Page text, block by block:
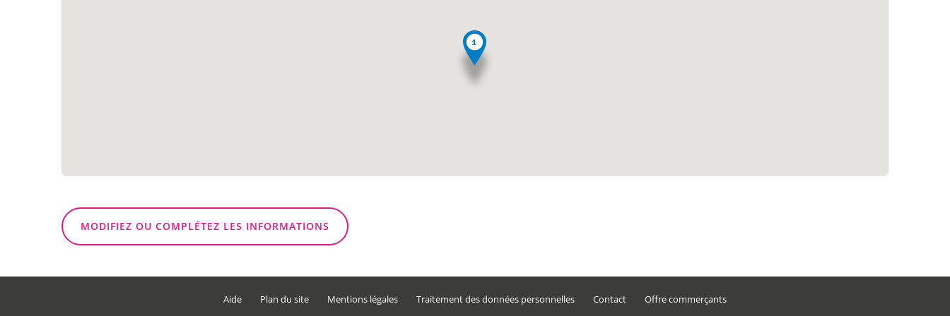
MODIFIEZ OU COMPLÉTEZ LES INFORMATIONS
Aide Plan du site Mentions légales Traitement des données personnelles Contact Offre commerçants